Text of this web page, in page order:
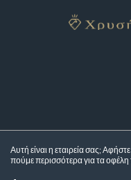
Αυτή είναι η εταιρεία σας;
πούμε περισσότερα για ταοφέλη